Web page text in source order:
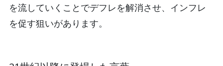
を流していくことでデフレを解消させ、インフレ
を促す狙いがあります。